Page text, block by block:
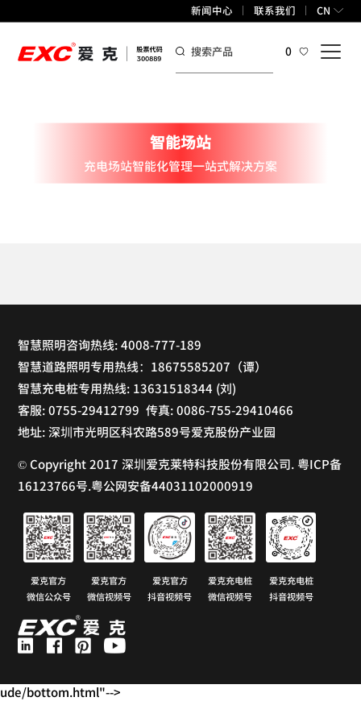
新闻中心 联系我们 CN
0
智能场站
充电场站智能化管理一站式解决方案
智慧照明咨询热线: 4008-777-189
智慧道路照明专用热线：18675585207（谭）
智慧充电桩专用热线: 13631518344 (刘)
客服: 0755-29412799 传真: 0086-755-29410466
地址: 深圳市光明区科农路589号爱克股份产业园
© Copyright 2017 深圳爱克莱特科技股份有限公司. 粤ICP备
16123766号.粤公网安备44031102000919
爱克官方
微信公众号
爱克官方
微信视频号
爱克官方
抖音视频号
爱克充电桩
微信视频号
爱克充电桩
抖音视频号
ude/bottom.html"-->